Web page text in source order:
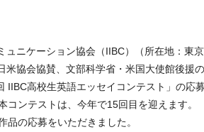
ニケーション協会（IIBC）（所在地：東京
協会協賛、文部科学省・米国大使館後援の
IIBC高校生英語エッセイコンテスト」の応募
ンテストは、今年で15回目を迎えます。
の応募をいただきました。